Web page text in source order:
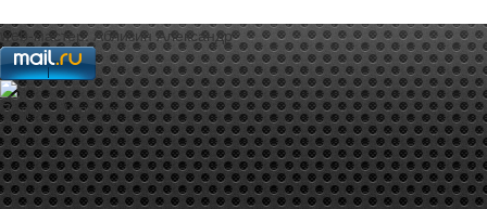
web-мастер:Аблизин Александр